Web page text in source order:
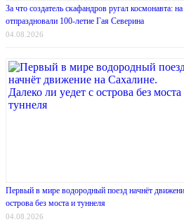
За что создатель скафандров ругал космонавта:
отпраздновали 100-летие Гая Северина
04.08.2026
Первый в мире водородный поезд начнёт
острова без моста и туннеля
04.08.2026